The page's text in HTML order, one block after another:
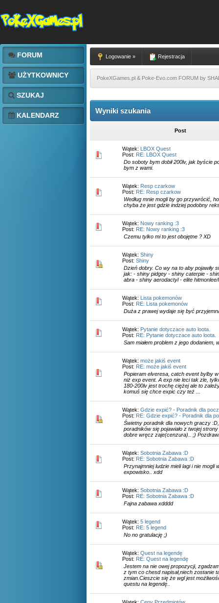
FORUM
UŻYTKOWNICY
SZUKAJ
KALENDARZ
Logowanie » Rejestracja
PokeXGames.pl & Poke-Evo.com FORUM by
Wyniki szukania
Post
Wątek: LBOX Quest
Post: RE: LBOX Quest
Do soboty bym dobił 200lv, jak byście
bym z wami.
Wątek: Resp czarkow
Post: RE: Resp czarkow
Według mnie mogli by go przywrócić,
chyba że jest gdzie indziej podobny
Wątek: Nowy ranking :3
Post: RE: Nowy ranking :3
Czemu tylko mi to jest obojętne ? XD
Wątek: Shiny
Post: Shiny
Dzień dobry. Co wy na to aby pojawiły
jak: - shiny pidgey - shiny caterpie -
abra - shiny aerodactyl - elite
Wątek: Lista pokemonów
Post: RE: Lista pokemonów
Duża z prawej wydaje się być
Wątek: Pytanie dotyczace auto loota.
Post: RE: Pytanie dotyczace auto loota.
Sam miałem problem z jego dodaniem,
Wątek: może jakiś event
Post: RE: może jakiś event
Popieram elveresa, catch event bylby
niż exp event. A exp nie leci tak zle,
180-200lv jest trochę ciężej ale to
komuś się chce expic czy też ...
Wątek: Gdzie expić? - Poradnik dla
Post: RE: Gdzie expić? - Poradnik dla
Świetny poradnik dla nowych graczy
poradników się pojawiało z twojej
dobre wręcz zaje(cenzura).. ;)
Wątek: Sobotnia Zabawa :D
Post: RE: Sobotnia Zabawa :D
Przynajmniej ludzie mieli lagi i nie mogli
expowisko.. xdd
Wątek: Sobotnia Zabawa :D
Post: RE: Sobotnia Zabawa :D
Fajna zabawa xdddd
Wątek: 5 legend
Post: RE: 5 legend
No no gratulację ;)
Wątek: Quest na legendę
Post: RE: Quest na legendę
Jestem na nie owej propozycji,
z tym co chesd napisał,niech zostanie
zmian.Cieszcie się że wgl jest
questu na legendę..